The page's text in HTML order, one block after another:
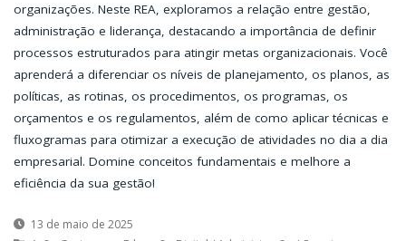
organizações. Neste REA, exploramos a relação entre gestão,
administração e liderança, destacando a importância de definir
processos estruturados para atingir metas organizacionais. Você
aprenderá a diferenciar os níveis de planejamento, os planos, as
políticas, as rotinas, os procedimentos, os programas, os
orçamentos e os regulamentos, além de como aplicar técnicas e
fluxogramas para otimizar a execução de atividades no dia a dia
empresarial. Domine conceitos fundamentais e melhore a
eficiência da sua gestão!
13 de maio de 2025